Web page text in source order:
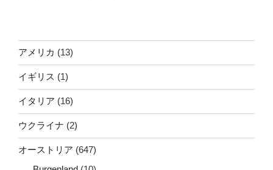
アメリカ (13)
イギリス (1)
イタリア (16)
ウクライナ (2)
オーストリア (647)